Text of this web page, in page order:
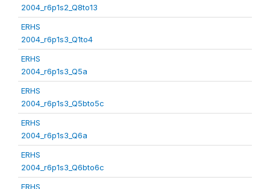
2004_r6p1s2_Q8to13
ERHS
2004_r6p1s3_Q1to4
ERHS
2004_r6p1s3_Q5a
ERHS
2004_r6p1s3_Q5bto5c
ERHS
2004_r6p1s3_Q6a
ERHS
2004_r6p1s3_Q6bto6c
ERHS